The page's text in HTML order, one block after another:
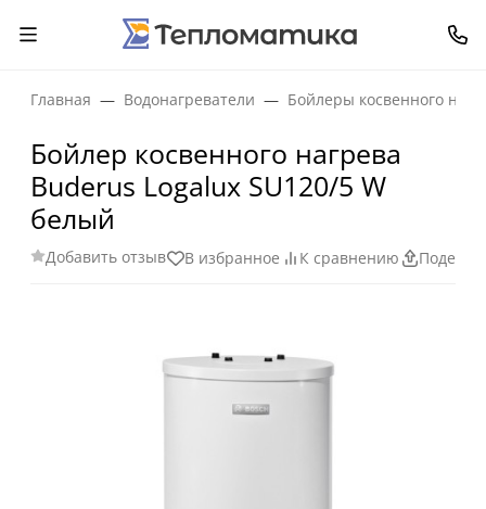
Главная Водонагреватели Бойлеры косвенного
Бойлер косвенного нагрева
Buderus Logalux SU120/5 W
белый
Добавить отзыв В избранное К сравнению